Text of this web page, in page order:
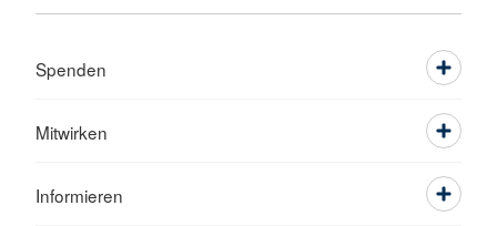
Spenden
Mitwirken
Informieren